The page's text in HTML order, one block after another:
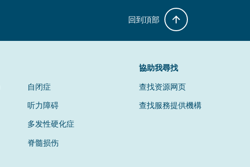
回到頂部
自闭症
听力障碍
多发性硬化症
脊髓损伤
協助我尋找
查找资源网页
查找服務提供機構